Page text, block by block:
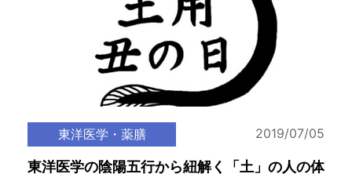
東洋医学・薬膳 2019/07/05
東洋医学の陰陽五行から紐解く「土」の人の体